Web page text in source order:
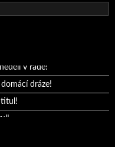
titul!
v řadě!
dráze!